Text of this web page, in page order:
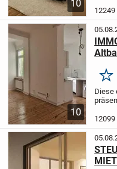
10
12249
10
Diese
aus
12099